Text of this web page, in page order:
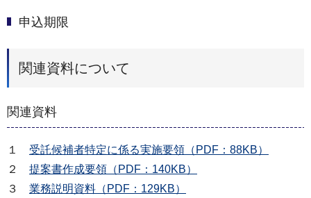
申込期限
関連資料について
関連資料
１ 受託候補者特定に係る実施要領（PDF：88KB）
２ 提案書作成要領（PDF：140KB）
３ 業務説明資料（PDF：129KB）